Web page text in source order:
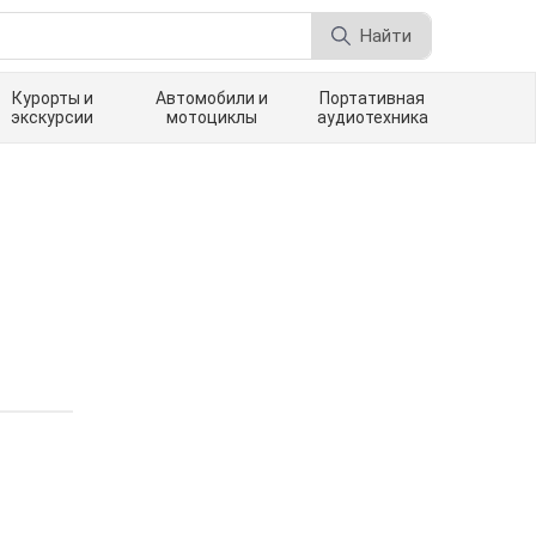
Найти
Курорты и
экскурсии
Автомобили и
мотоциклы
Портативная
аудиотехника